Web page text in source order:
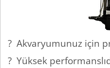
? Akvaryumunuz için
? Yüksek